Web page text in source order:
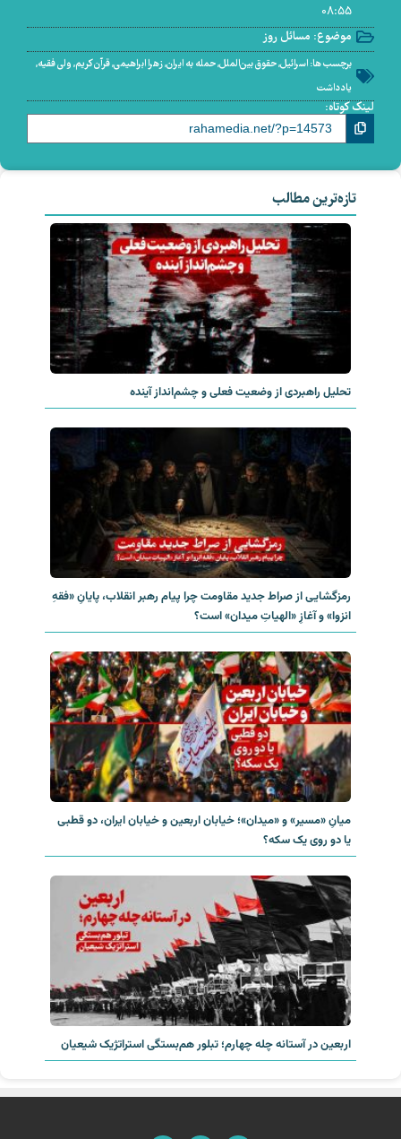
08:55
موضوع: مسائل روز
برچسب ها:اسرائیل,حقوق بین‌الملل,حمله به ایران,زهرا ابراهیمی,قرآن کریم,ولی فقیه,
یادداشت
لینک کوتاه:
تازه‌ترین مطالب
تحلیل راهبردی از وضعیت فعلی و چشم‌انداز آینده
رمزگشایی از صراط جدید مقاومت چرا پیام رهبر انقلاب، پایانِ «فقهِ
انزوا» و آغازِ «الهیاتِ میدان» است؟
میانِ «مسیر» و «میدان»؛ خیابان اربعین و خیابان ایران، دو قطبی
یا دو روی یک سکه؟‌
اربعین در آستانه چله چهارم؛ تبلور هم‌بستگی استراتژیک شیعیان